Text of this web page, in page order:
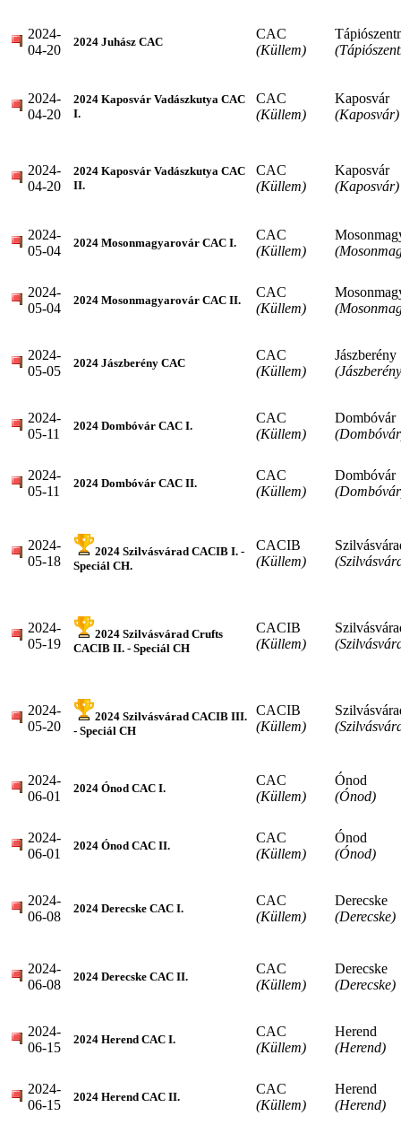
2024-
04-20
2024 Juhász CAC
CAC
(Küllem)
2024-
04-20
2024 Kaposvár Vadászkutya CAC
I.
CAC
(Küllem)
Kaposvár
(Kaposvár)
2024-
04-20
2024 Kaposvár Vadászkutya CAC
II.
CAC
(Küllem)
Kaposvár
(Kaposvár)
2024-
05-04
2024 Mosonmagyarovár CAC I.
CAC
(Küllem)
2024-
05-04
2024 Mosonmagyarovár CAC II.
CAC
(Küllem)
2024-
05-05
2024 Jászberény CAC
CAC
(Küllem)
Jászberény
2024-
05-11
2024 Dombóvár CAC I.
CAC
(Küllem)
Dombóvár
2024-
05-11
2024 Dombóvár CAC II.
CAC
(Küllem)
Dombóvár
2024-
05-18
2024 Szilvásvárad CACIB I. -
Speciál CH.
CACIB
(Küllem)
2024-
05-19
2024 Szilvásvárad Crufts
CACIB II. - Speciál CH
CACIB
(Küllem)
2024-
05-20
2024 Szilvásvárad CACIB III.
- Speciál CH
CACIB
(Küllem)
2024-
06-01
2024 Ónod CAC I.
CAC
(Küllem)
Ónod
(Ónod)
2024-
06-01
2024 Ónod CAC II.
CAC
(Küllem)
Ónod
(Ónod)
2024-
06-08
2024 Derecske CAC I.
CAC
(Küllem)
Derecske
(Derecske)
2024-
06-08
2024 Derecske CAC II.
CAC
(Küllem)
Derecske
(Derecske)
2024-
06-15
2024 Herend CAC I.
CAC
(Küllem)
Herend
(Herend)
2024-
06-15
2024 Herend CAC II.
CAC
(Küllem)
Herend
(Herend)